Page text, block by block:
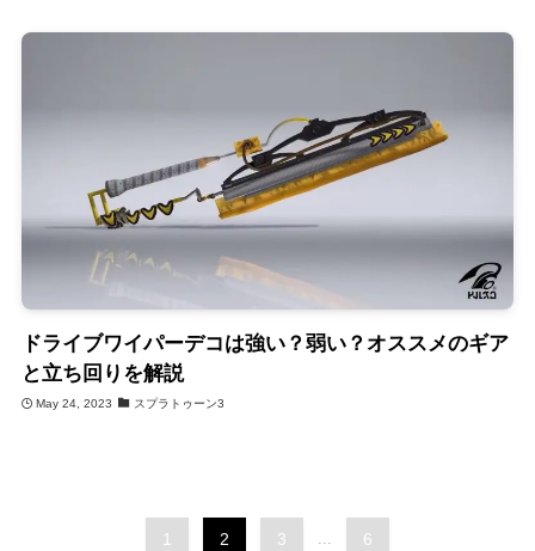
ドライブワイパーデコは強い？弱い？オススメのギア
と立ち回りを解説
May 24, 2023 スプラトゥーン3
1 2 3 ... 6